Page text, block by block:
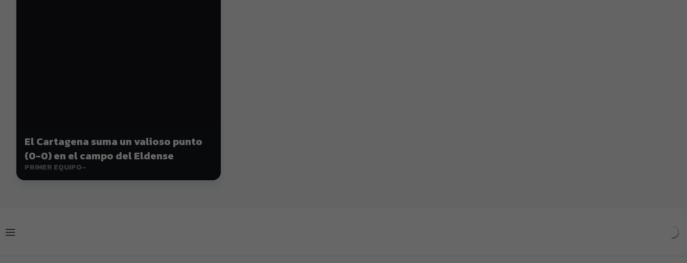
El Cartagena suma un valioso punto
(0-0) en el campo del Eldense
PRIMER EQUIPO